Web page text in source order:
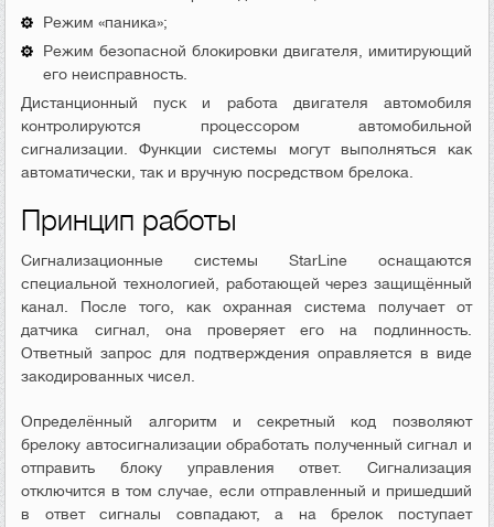
Режим «паника»;
Режим безопасной блокировки двигателя, имитирующий
его неисправность.
Дистанционный пуск и работа двигателя автомобиля
контролируются процессором автомобильной
сигнализации. Функции системы могут выполняться как
автоматически, так и вручную посредством брелока.
Принцип работы
Сигнализационные системы StarLine оснащаются
специальной технологией, работающей через защищённый
канал. После того, как охранная система получает от
датчика сигнал, она проверяет его на подлинность.
Ответный запрос для подтверждения оправляется в виде
закодированных чисел.
Определённый алгоритм и секретный код позволяют
брелоку автосигнализации обработать полученный сигнал и
отправить блоку управления ответ. Сигнализация
отключится в том случае, если отправленный и пришедший
в ответ сигналы совпадают, а на брелок поступает